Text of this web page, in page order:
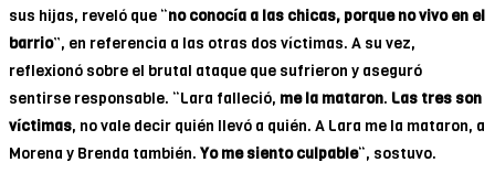
sus hijas, reveló que “no conocía a las chicas, porque no vivo en el
barrio”, en referencia a las otras dos víctimas. A su vez,
reflexionó sobre el brutal ataque que sufrieron y aseguró
sentirse responsable. “Lara falleció, me la mataron. Las tres son
víctimas, no vale decir quién llevó a quién. A Lara me la mataron, a
Morena y Brenda también. Yo me siento culpable“, sostuvo.